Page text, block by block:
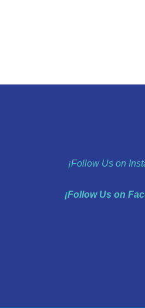
¡Follow Us on
¡Follow Us on